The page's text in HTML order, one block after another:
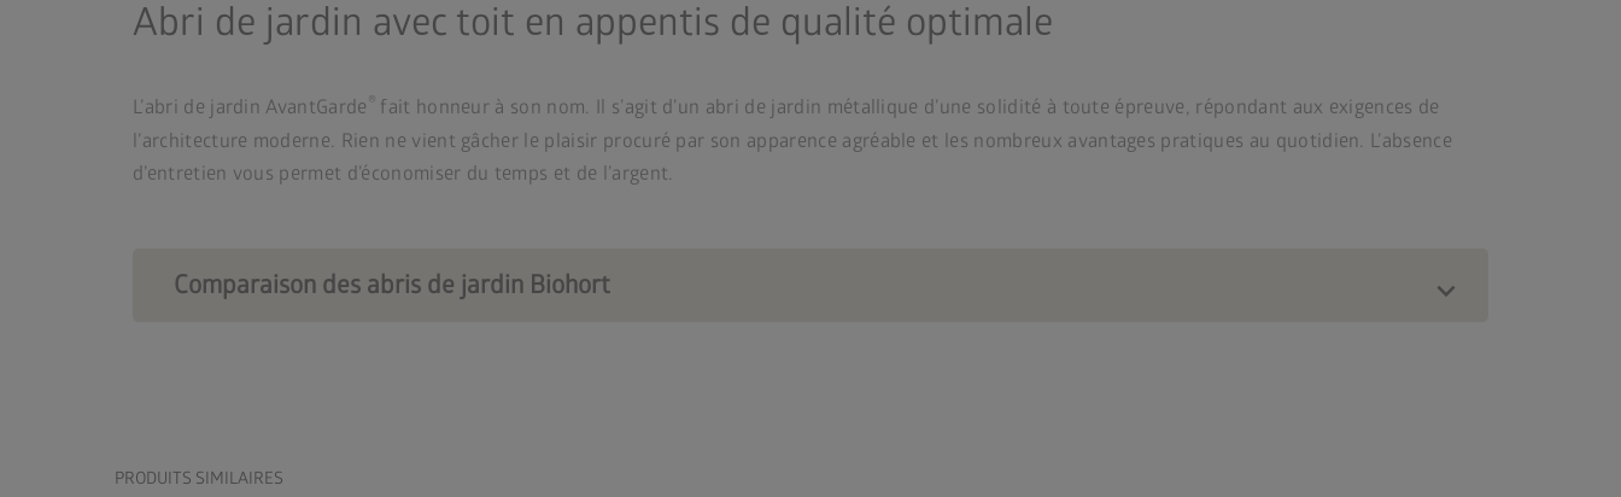
Abri de jardin avec toit en appentis de qualité optimale
L’abri de jardin AvantGarde
fait honneur à son nom. Il s’agit d’un abri de jardin métallique d’une solidité à toute épreuve, répondant aux exigences de
l’architecture moderne. Rien ne vient gâcher le plaisir procuré par son apparence agréable et les nombreux avantages pratiques au quotidien. L’absence
d’entretien vous permet d’économiser du temps et de l’argent.
Comparaison des abris de jardin Biohort
PRODUITS SIMILAIRES